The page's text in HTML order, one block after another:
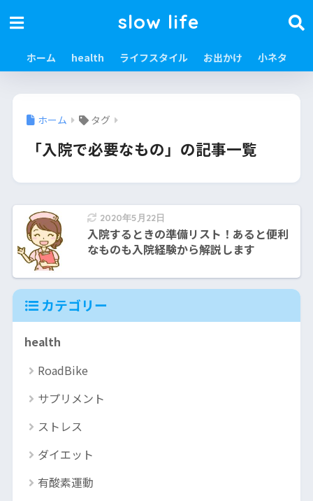
slow life
ホーム health ライフスタイル お出かけ 小ネタ
ホーム タグ
「入院で必要なもの」の記事一覧
2020年5月22日
入院するときの準備リスト！あると便利
なものも入院経験から解説します
カテゴリー
health
RoadBike
サプリメント
ストレス
ダイエット
有酸素運動